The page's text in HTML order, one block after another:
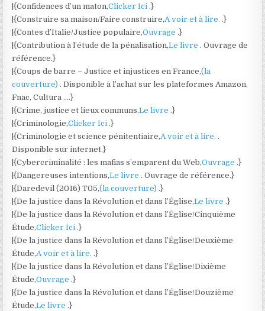
|{Confidences d’un maton,Clicker Ici.}
|{Construire sa maison/Faire construire,A voir et à lire..}
|{Contes d’Italie/Justice populaire,Ouvrage.}
|{Contribution à l’étude de la pénalisation,Le livre. Ouvrage de
référence.}
|{Coups de barre – Justice et injustices en France,(la
couverture). Disponible à l’achat sur les plateformes Amazon,
Fnac, Cultura ….}
|{Crime, justice et lieux communs,Le livre.}
|{Criminologie,Clicker Ici.}
|{Criminologie et science pénitentiaire,A voir et à lire..
Disponible sur internet.}
|{Cybercriminalité : les mafias s’emparent du Web,Ouvrage.}
|{Dangereuses intentions,Le livre. Ouvrage de référence.}
|{Daredevil (2016) T05,(la couverture).}
|{De la justice dans la Révolution et dans l’Église,Le livre.}
|{De la justice dans la Révolution et dans l’Église/Cinquième
Étude,Clicker Ici.}
|{De la justice dans la Révolution et dans l’Église/Deuxième
Étude,A voir et à lire..}
|{De la justice dans la Révolution et dans l’Église/Dixième
Étude,Ouvrage.}
|{De la justice dans la Révolution et dans l’Église/Douzième
Étude,Le livre.}